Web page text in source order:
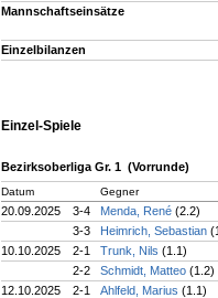
Mannschaftseinsätze
Einzelbilanzen
Einzel-Spiele
Bezirksoberliga Gr. 1 (Vorrunde)
Datum Gegner
20.09.2025 3-4 Menda, René (2.2)
3-3
Heimrich, Sebastian
10.10.2025
2-1 Trunk, Nils (1.1)
2-2
Schmidt, Matteo (1.2)
12.10.2025
2-1 Ahlfeld, Marius (1.1)